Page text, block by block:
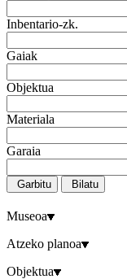
Inbentario-zk.
Gaiak
Objektua
Materiala
Garaia
Garbitu Bilatu
Museoa
Atzeko planoa
Objektua